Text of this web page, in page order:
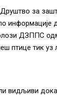
Друштво за
информације
ДЗППС
птице тик уз
видљиви